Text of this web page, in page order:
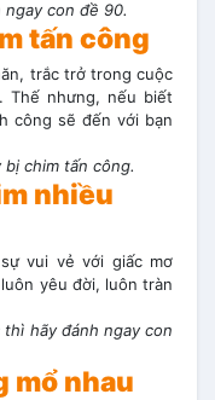
ngay con đề 90.
tấn công
trắc trở trong cuộc
Thế nhưng, nếu biết
công sẽ đến với bạn
chim tấn công.
nhiều
vui vẻ với giấc mơ
yêu đời, luôn tràn
hãy đánh ngay con
mổ nhau